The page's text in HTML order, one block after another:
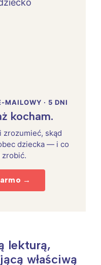
MAILOWY · 5 DNI
kocham.
zrozumieć, skąd
dziecka — i co
zrobić.
→
lekturą,
właściwą